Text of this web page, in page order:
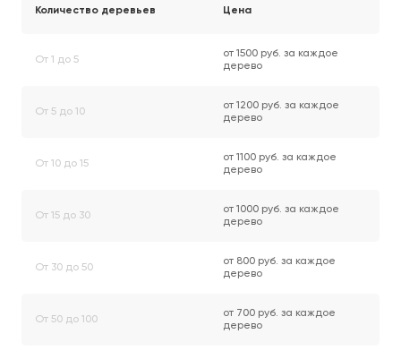
Количество деревьев Цена
От 1 до 5
от 1500 руб. за каждое
дерево
От 5 до 10
от 1200 руб. за каждое
дерево
От 10 до 15
от 1100 руб. за каждое
дерево
От 15 до 30
от 1000 руб. за каждое
дерево
От 30 до 50
от 800 руб. за каждое
дерево
От 50 до 100
от 700 руб. за каждое
дерево